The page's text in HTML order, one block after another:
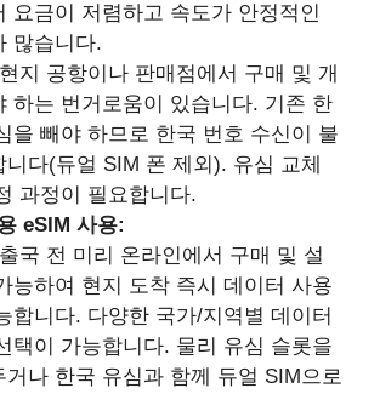
요금이 저렴하고 속도가 안정적인
많습니다.
현지 공항이나 판매점에서 구매 및 개
하는 번거로움이 있습니다. 기존 한
을 빼야 하므로 한국 번호 수신이 불
니다(듀얼 SIM 폰 제외). 유심 교체
과정이 필요합니다.
eSIM 사용:
출국 전 미리 온라인에서 구매 및 설
능하여 현지 도착 즉시 데이터 사용
합니다. 다양한 국가/지역별 데이터
택이 가능합니다. 물리 유심 슬롯을
거나 한국 유심과 함께 듀얼 SIM으로